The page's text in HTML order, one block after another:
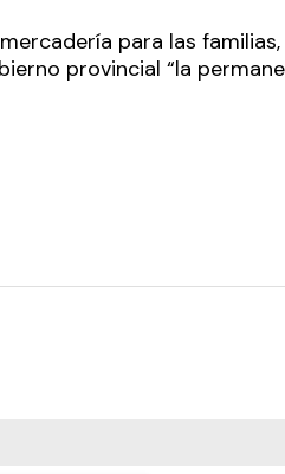
para las familias,
provincial “la